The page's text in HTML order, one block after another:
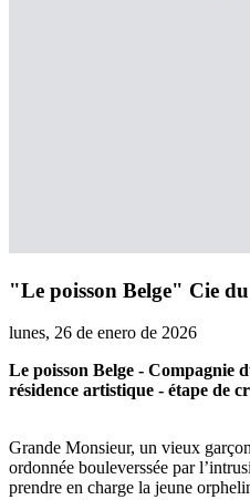
"Le poisson Belge" Cie
lunes, 26 de enero de 2026
Le poisson Belge - Compagnie
résidence artistique - étape de
Grande Monsieur, un vieux
ordonnée bouleverssée par
prendre en charge la jeune